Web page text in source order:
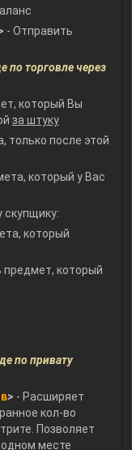
- Отправить
по торговле через
который Вы
за штуку
только после этой
который у Вас
скупщику:
который
предмет, который
по привату
> - Расширяет
кол-во
Позволяет
месте